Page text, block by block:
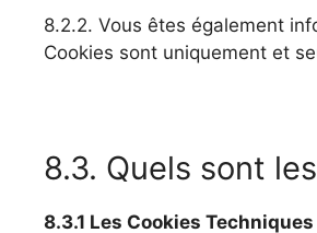
8.2.2. Vous êtes également
Cookies sont uniquement et
8.3. Quels sont
8.3.1 Les Cookies Techniques